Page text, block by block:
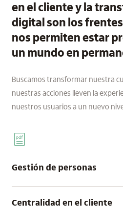
en el cliente y la
digital son los
nos permiten estar
un mundo en
Buscamos transformar nuestra
nuestras acciones lleven la
nuestros usuarios a un nuevo
Gestión de personas
Centralidad en el cliente